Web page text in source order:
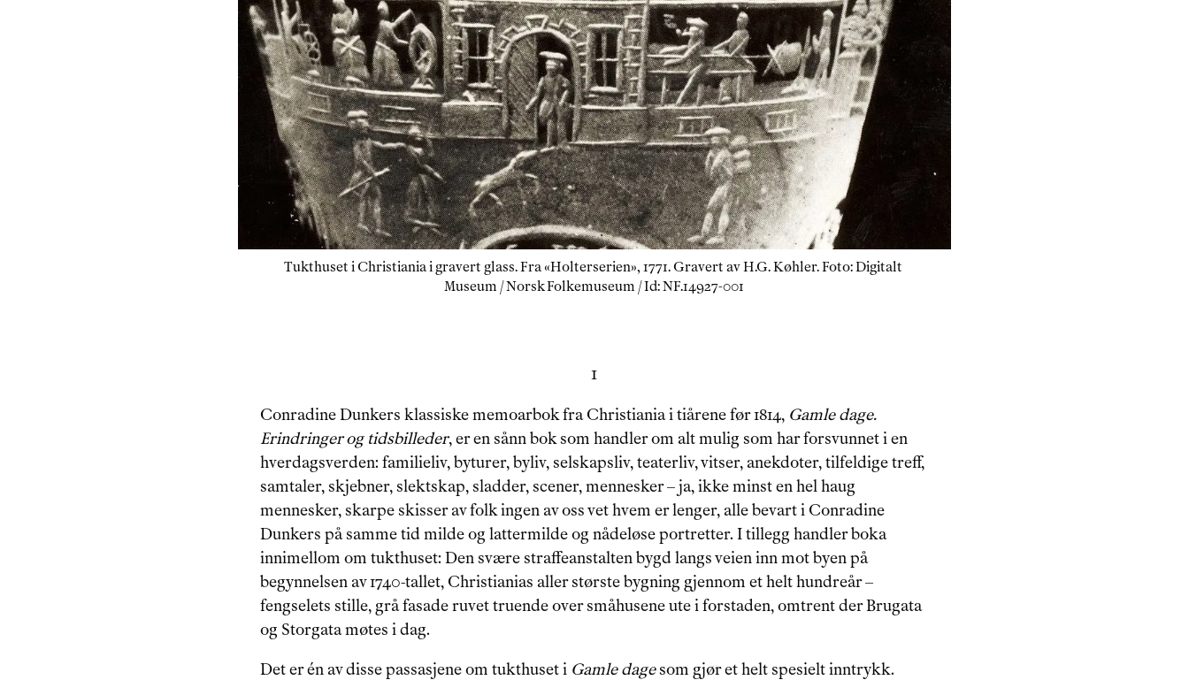
Tukthuset i Christiania i gravert glass. Fra «Holterserien», 1771. Gravert av H.G. Køhler. Foto: Digitalt
Museum / Norsk Folkemuseum / Id: NF.14927-001
1
Conradine Dunkers klassiske memoarbok fra Christiania i tiårene før 1814, Gamle dage.
Erindringer og tidsbilleder, er en sånn bok som handler om alt mulig som har forsvunnet i en
hverdagsverden: familieliv, byturer, byliv, selskapsliv, teaterliv, vitser, anekdoter, tilfeldige treff,
samtaler, skjebner, slektskap, sladder, scener, mennesker – ja, ikke minst en hel haug
mennesker, skarpe skisser av folk ingen av oss vet hvem er lenger, alle bevart i Conradine
Dunkers på samme tid milde og lattermilde og nådeløse portretter. I tillegg handler boka
innimellom om tukthuset: Den svære straffeanstalten bygd langs veien inn mot byen på
begynnelsen av 1740-tallet, Christianias aller største bygning gjennom et helt hundreår –
fengselets stille, grå fasade ruvet truende over småhusene ute i forstaden, omtrent der Brugata
og Storgata møtes i dag.
Det er én av disse passasjene om tukthuset i Gamle dage som gjør et helt spesielt inntrykk.